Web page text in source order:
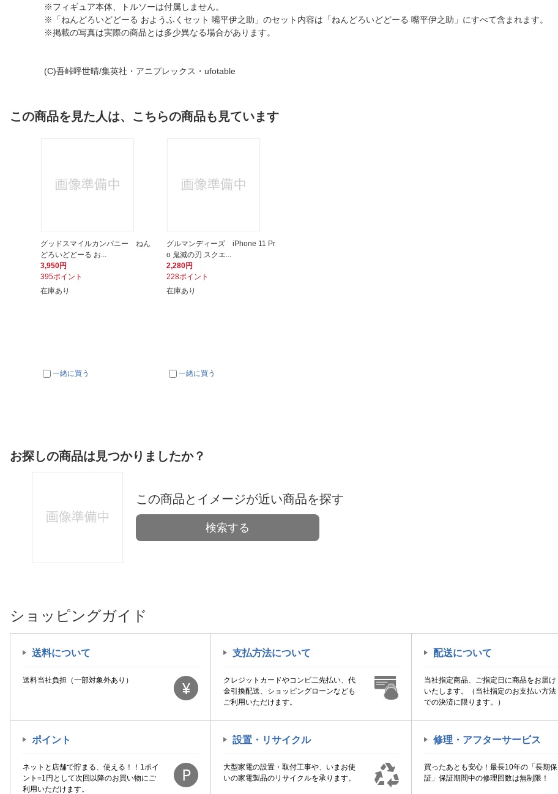
※フィギュア本体、トルソーは付属しません。
※「ねんどろいどどーる おようふくセット 嘴平伊之助」のセット内容は「ねんどろいどどーる 嘴平伊之助」にすべて含まれます。
※掲載の写真は実際の商品とは多少異なる場合があります。
(C)吾峠呼世晴/集英社・アニプレックス・ufotable
この商品を見た人は、こちらの商品も見ています
グッドスマイルカンパニー ねん
どろいどどーる お...
3,950円
395ポイント
在庫あり
一緒に買う
グルマンディーズ iPhone 11 Pr
o 鬼滅の刃 スクエ...
2,280円
228ポイント
在庫あり
一緒に買う
お探しの商品は見つかりましたか？
この商品とイメージが近い商品を探す
検索する
ショッピングガイド
送料について
送料当社負担（一部対象外あり）
支払方法について
クレジットカードやコンビ二先払い、代
金引換配送、ショッピングローンなども
ご利用いただけます。
配送について
当社指定商品、ご指定日に商品をお届け
いたします。（当社指定のお支払い方法
での決済に限ります。）
ポイント
ネットと店舗で貯まる、使える！！1ポイ
ント=1円として次回以降のお買い物にご
利用いただけます。
設置・リサイクル
大型家電の設置・取付工事や、いまお使
いの家電製品のリサイクルを承ります。
修理・アフターサービス
買ったあとも安心！最長10年の「長期保
証」保証期間中の修理回数は無制限！